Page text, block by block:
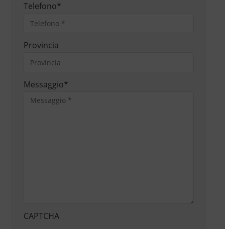
Telefono*
Provincia
Messaggio*
CAPTCHA